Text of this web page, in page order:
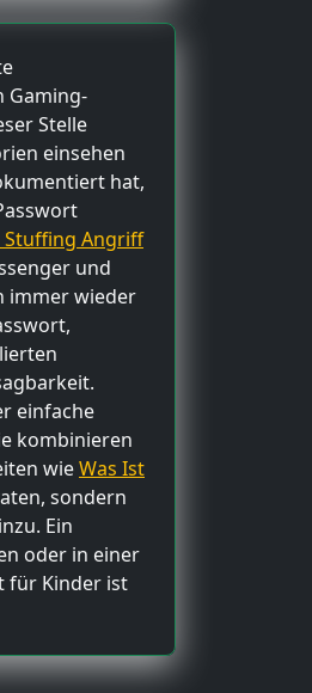
Gaming-
Stelle
einsehen
hat,
Stuffing Angriff
und
immer wieder
einfache
kombinieren
wieWas Ist
sondern
Ein
oder in einer
für Kinder ist